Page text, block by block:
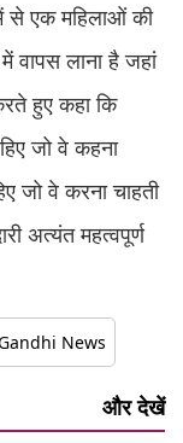
से एक महिलाओं की
वापस लाना है जहां
हुए कहा कि
जो वे कहना
जो वे करना चाहती
अत्यंत महत्वपूर्ण
News
और देखें